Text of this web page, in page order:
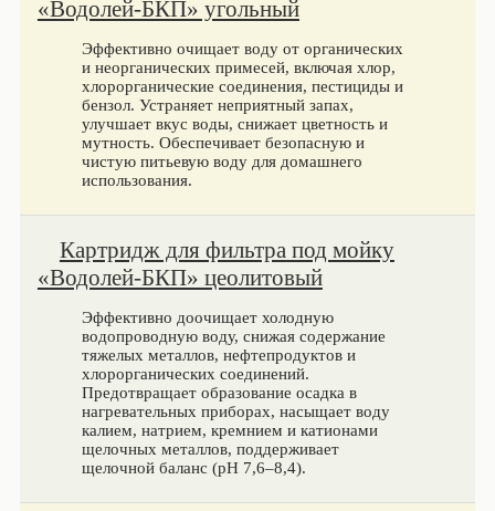
«Водолей-БКП» угольный
Эффективно очищает воду от органических
и неорганических примесей, включая хлор,
хлорорганические соединения, пестициды и
бензол. Устраняет неприятный запах,
улучшает вкус воды, снижает цветность и
мутность. Обеспечивает безопасную и
чистую питьевую воду для домашнего
использования.
Картридж для фильтра под мойку
«Водолей-БКП» цеолитовый
Эффективно доочищает холодную
водопроводную воду, снижая содержание
тяжелых металлов, нефтепродуктов и
хлорорганических соединений.
Предотвращает образование осадка в
нагревательных приборах, насыщает воду
калием, натрием, кремнием и катионами
щелочных металлов, поддерживает
щелочной баланс (рН 7,6–8,4).